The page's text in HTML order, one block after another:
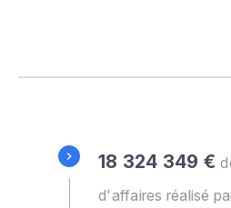
18 324 349 €
d'affaires réalisé